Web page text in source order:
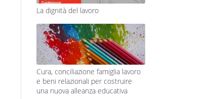
La dignità del lavoro
Cura, conciliazione famiglia lavoro
e beni relazionali per costruire
una nuova alleanza educativa